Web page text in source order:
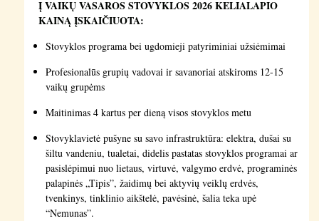
Į VAIKŲ VASAROS STOVYKLOS 2026 KELIALAPIO
KAINĄ ĮSKAIČIUOTA:
Stovyklos programa bei ugdomieji patyriminiai užsiėmimai
Profesionalūs grupių vadovai ir savanoriai atskiroms 12-15
vaikų grupėms
Maitinimas 4 kartus per dieną visos stovyklos metu
Stovyklavietė pušyne su savo infrastruktūra: elektra, dušai su
šiltu vandeniu, tualetai, didelis pastatas stovyklos programai ar
pasislėpimui nuo lietaus, virtuvė, valgymo erdvė, programinės
palapinės „Tipis”, žaidimų bei aktyvių veiklų erdvės,
tvenkinys, tinklinio aikštelė, pavėsinė, šalia teka upė
“Nemunas”.